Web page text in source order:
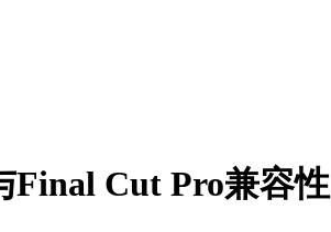
Final Cut Pro兼容性